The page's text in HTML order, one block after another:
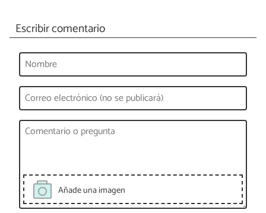
Escribir comentario
Añade una imagen